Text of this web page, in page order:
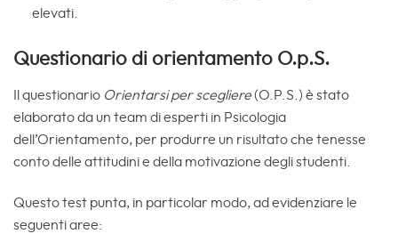
elevati.
Questionario di orientamento O.p.S.
Il questionario Orientarsi per scegliere(O.P.S.) è stato
elaborato da un team di esperti in Psicologia
dell’Orientamento, per produrre un risultato che tenesse
conto delle attitudini e della motivazione degli studenti.
Questo test punta, in particolar modo, ad evidenziare le
seguenti aree: